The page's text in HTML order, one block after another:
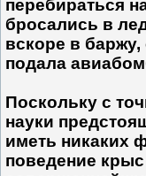
перебираться
бросались в
вскоре в
подала
Поскольку с
науки
иметь никаких
поведение